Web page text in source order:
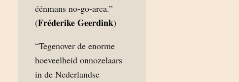
éénmans no-go-area.”
(Fréderike Geerdink)
“Tegenover de enorme
hoeveelheid onnozelaars
in de Nederlandse